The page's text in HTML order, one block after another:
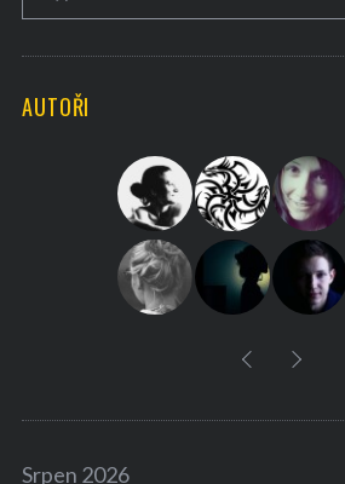
c
AUTOŘI
Srpen 2026